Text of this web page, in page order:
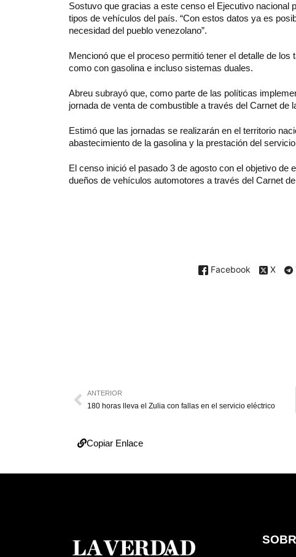
Sostuvo que gracias a este censo el Ejecutivo nacional
tipos de vehículos del país. “Con estos datos ya es
necesidad del pueblo venezolano”.
Mencionó que el proceso permitió tener el detalle de
como con gasolina e incluso sistemas duales.
Abreu subrayó que, como parte de las políticas
jornada de venta de combustible a través del Carnet de
Estimó que las jornadas se realizarán en el territorio
abastecimiento de la gasolina y la prestación del
El censo inició el pasado 3 de agosto con el objetivo de
dueños de vehículos automotores a través del Carnet
Facebook X
ANTERIOR
180 horas lleva el Zulia con fallas en el servicio eléctrico
Copiar Enlace